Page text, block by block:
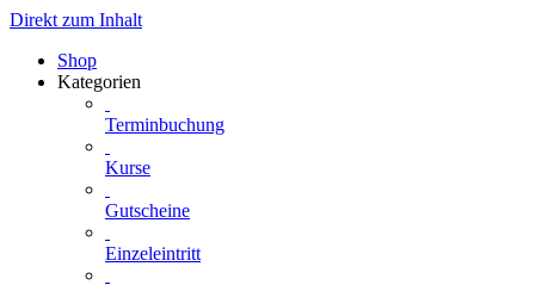
Direkt zum Inhalt
Shop
Kategorien
Terminbuchung
Kurse
Gutscheine
Einzeleintritt